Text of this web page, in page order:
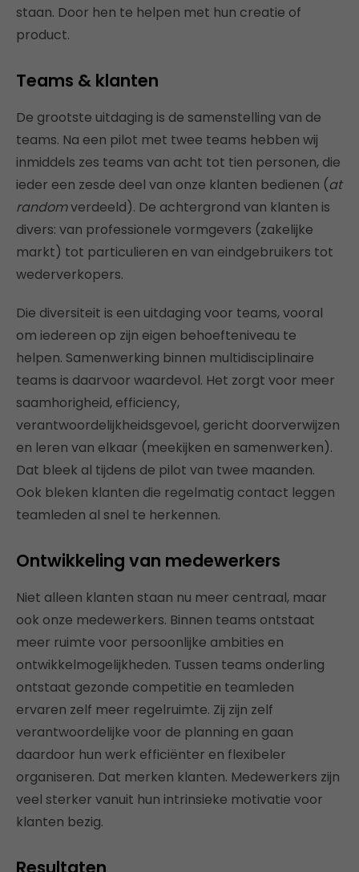
staan. Door hen te helpen met hun creatie of
product.
Teams & klanten
De grootste uitdaging is de samenstelling van de
teams. Na een pilot met twee teams hebben wij
inmiddels zes teams van acht tot tien personen, die
ieder een zesde deel van onze klanten bedienen (at
randomverdeeld). De achtergrond van klanten is
divers: van professionele vormgevers (zakelijke
markt) tot particulieren en van eindgebruikers tot
wederverkopers.
Die diversiteit is een uitdaging voor teams, vooral
om iedereen op zijn eigen behoefteniveau te
helpen. Samenwerking binnen multidisciplinaire
teams is daarvoor waardevol. Het zorgt voor meer
saamhorigheid, efficiency,
verantwoordelijkheidsgevoel, gericht doorverwijzen
en leren van elkaar (meekijken en samenwerken).
Dat bleek al tijdens de pilot van twee maanden.
Ook bleken klanten die regelmatig contact leggen
teamleden al snel te herkennen.
Ontwikkeling van medewerkers
Niet alleen klanten staan nu meer centraal, maar
ook onze medewerkers. Binnen teams ontstaat
meer ruimte voor persoonlijke ambities en
ontwikkelmogelijkheden. Tussen teams onderling
ontstaat gezonde competitie en teamleden
ervaren zelf meer regelruimte. Zij zijn zelf
verantwoordelijke voor de planning en gaan
daardoor hun werk efficiënter en flexibeler
organiseren. Dat merken klanten. Medewerkers zijn
veel sterker vanuit hun intrinsieke motivatie voor
klanten bezig.